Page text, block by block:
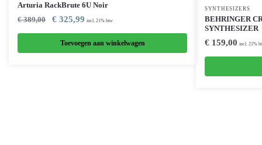
Arturia RackBrute 6U Noir
€389,00 € 325,99 incl. 21% btw
Toevoegen aan winkelwagen
SYNTHESIZERS
BEHRINGER
SYNTHESIZER
€ 159,00 incl. 21%